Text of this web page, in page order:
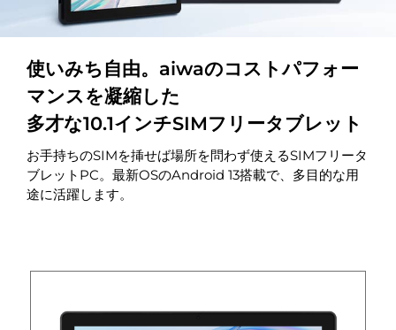
使いみち自由。aiwaのコストパフォー
マンスを凝縮した
多才な10.1インチSIMフリータブレット
お手持ちのSIMを挿せば場所を問わず使えるSIMフリータ
ブレットPC。最新OSのAndroid 13搭載で、多目的な用
途に活躍します。